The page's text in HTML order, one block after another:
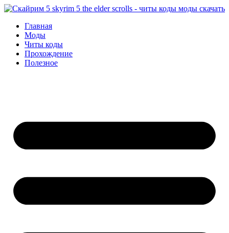
Перейти
содержимому
Главная
Моды
Читы коды
Прохождение
Полезное